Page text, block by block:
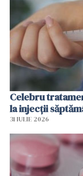
Celebru
la injecții
31 IULIE 2026